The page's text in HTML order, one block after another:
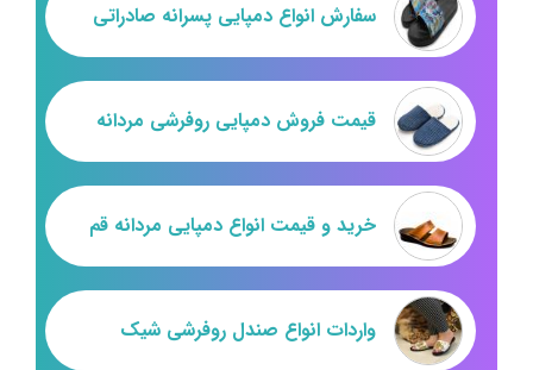
سفارش انواع دمپایی پسرانه صادراتی
قیمت فروش دمپایی روفرشی مردانه
خرید و قیمت انواع دمپایی مردانه قم
واردات انواع صندل روفرشی شیک